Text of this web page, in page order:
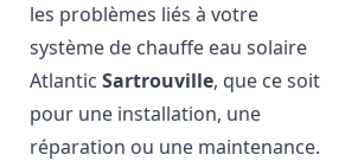
les problèmes liés à votre
système de chauffe eau solaire
AtlanticSartrouville, que ce soit
pour une installation, une
réparation ou une maintenance.